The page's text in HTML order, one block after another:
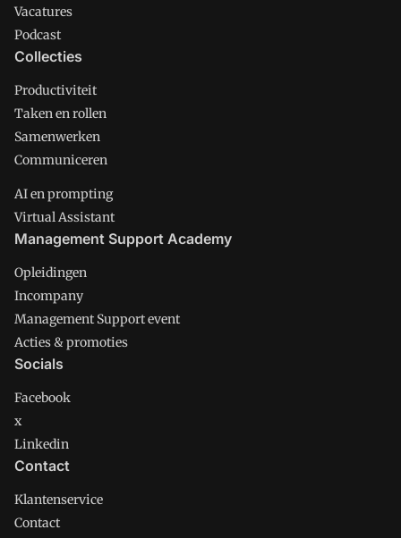
Vacatures
Podcast
Collecties
Productiviteit
Taken en rollen
Samenwerken
Communiceren
AI en prompting
Virtual Assistant
Management Support Academy
Opleidingen
Incompany
Management Support event
Acties & promoties
Socials
Facebook
x
Linkedin
Contact
Klantenservice
Contact